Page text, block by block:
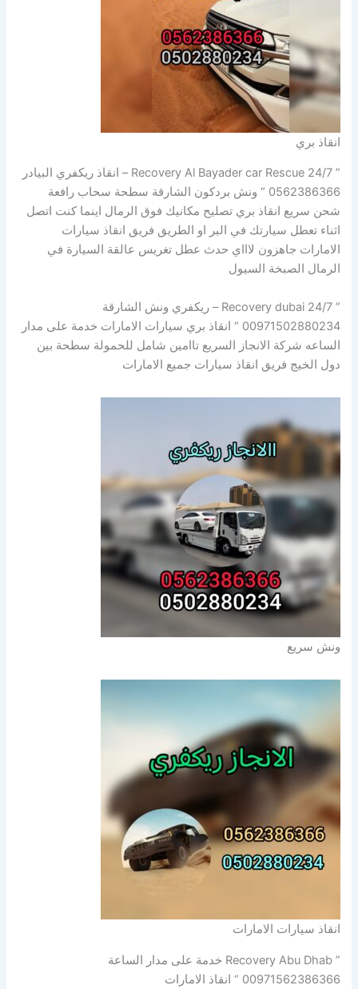
انقاذ بري
” Recovery Al Bayader car Rescue 24/7 – انقاذ ريكفري البيادر
0562386366 “ ونش بردكون الشارقة سطحة سحاب رافعة
شحن سريع انقاذ بري تصليح مكانيك فوق الرمال اينما كنت اتصل
اثناء تعطل سيارتك في البر او الطريق فريق انقاذ سيارات
الامارات جاهزون لاااي حدث عطل تغريس عالقة السيارة في
الرمال الصبخة السيول
” Recovery dubai 24/7 – ريكفري ونش الشارقة
00971502880234 “ انقاذ بري سيارات الامارات خدمة على مدار
الساعه شركة الانجاز السريع تاامين شامل للحمولة سطحة بين
دول الخيج فريق انقاذ سيارات جميع الامارات
ونش سريع
انقاذ سيارات الامارات
” Recovery Abu Dhab خدمة على مدار الساعة
00971562386366 “ انقاذ الامارات